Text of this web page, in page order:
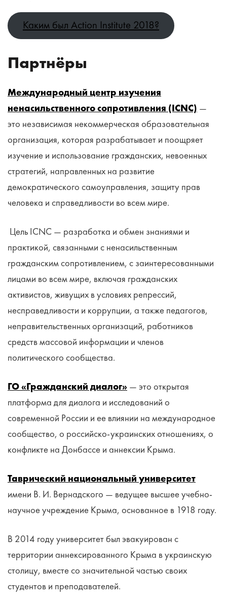
Каким был Action Institute 2018?
Партнёры
Международный центр изучения
ненасильственного сопротивления (ICNC) —
это независимая некоммерческая образовательная
организация, которая разрабатывает и поощряет
изучение и использование гражданских, невоенных
стратегий, направленных на развитие
демократического самоуправления, защиту прав
человека и справедливости во всем мире.
Цель ICNC — разработка и обмен знаниями и
практикой, связанными с ненасильственным
гражданским сопротивлением, с заинтересованными
лицами во всем мире, включая гражданских
активистов, живущих в условиях репрессий,
несправедливости и коррупции, а также педагогов,
неправительственных организаций, работников
средств массовой информации и членов
политического сообщества.
ГО «Гражданский диалог» — это открытая
платформа для диалога и исследований о
современной России и ее влиянии на международное
сообщество, о российско-украинских отношениях, о
конфликте на Донбассе и аннексии Крыма.
Таврический национальный университет
имени В. И. Вернадского — ведущее высшее учебно-
научное учреждение Крыма, основанное в 1918 году.
В 2014 году университет был эвакуирован с
территории аннексированного Крыма в украинскую
столицу, вместе со значительной частью своих
студентов и преподавателей.